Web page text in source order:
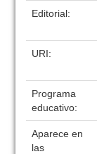
Editorial:
URI:
Programa
educativo:
Aparece en
las